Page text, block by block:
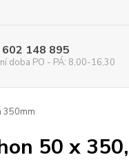
148 895
doba PO - PÁ: 8,00-16,30
350mm
50 x